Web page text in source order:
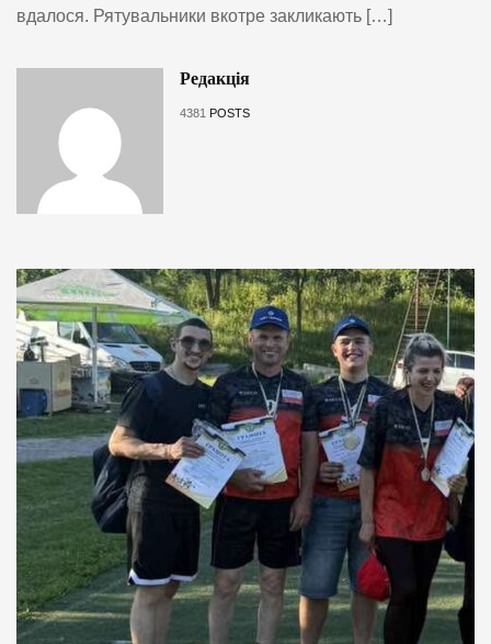
вдалося. Рятувальники вкотре закликають […]
Редакція
4381 POSTS